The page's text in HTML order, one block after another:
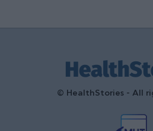
© HealthStories - All